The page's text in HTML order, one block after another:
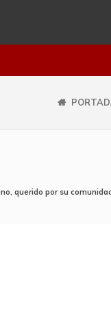
querido por su